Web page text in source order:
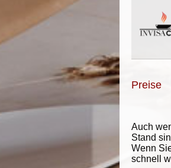
Preise
Auch
Stand
Wenn
schnell